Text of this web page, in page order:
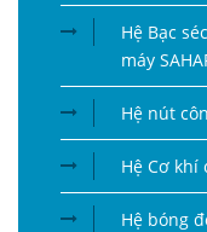
Hệ Bạc
máy
Hệ nút
Hệ Cơ khí
Hệ bóng